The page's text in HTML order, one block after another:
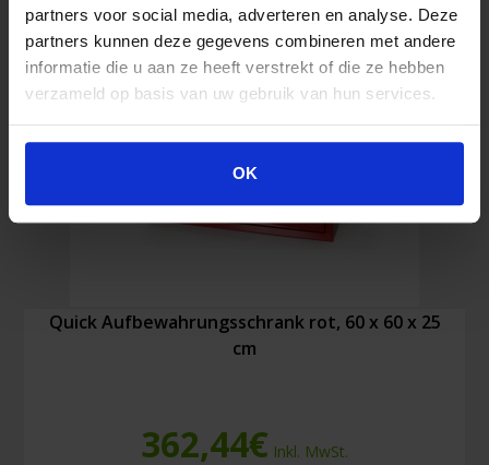
partners voor social media, adverteren en analyse. Deze
partners kunnen deze gegevens combineren met andere
informatie die u aan ze heeft verstrekt of die ze hebben
verzameld op basis van uw gebruik van hun services.
OK
Quick Aufbewahrungsschrank rot, 60 x 60 x 25
cm
362,44€ Inkl. MwSt.